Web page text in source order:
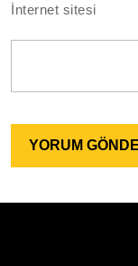
İnternet sitesi